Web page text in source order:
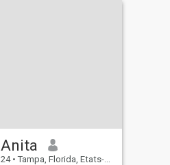
Anita
24 • Tampa, Florida, Etats-Unis